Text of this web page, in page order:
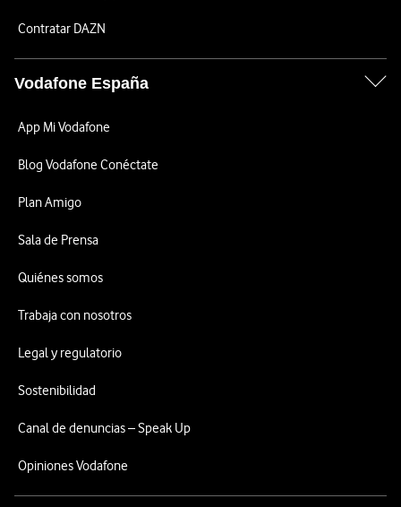
Contratar DAZN
Vodafone España
App Mi Vodafone
Blog Vodafone Conéctate
Plan Amigo
Sala de Prensa
Quiénes somos
Trabaja con nosotros
Legal y regulatorio
Sostenibilidad
Canal de denuncias – Speak Up
Opiniones Vodafone